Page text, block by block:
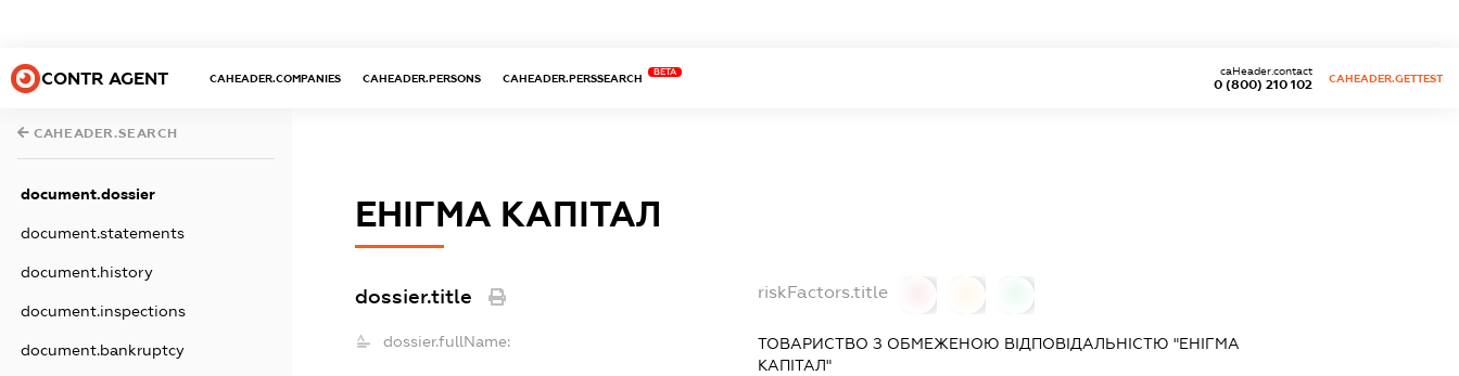
CONTR AGENT CAHEADER.COMPANIES CAHEADER.PERSONS CAHEADER.PERSSEARCH
BETA
0 (800) 210 102
caHeader.contact
CAHEADER.GETTEST
CAHEADER.SEARCH
document.dossier
document.statements
document.history
document.inspections
document.bankruptcy
ЕНІГМА КАПІТАЛ
dossier.title riskFactors.title
dossier.fullName:
ТОВАРИСТВО З ОБМЕЖЕНОЮ ВІДПОВІДАЛЬНІСТЮ "ЕНІГМА
КАПІТАЛ"